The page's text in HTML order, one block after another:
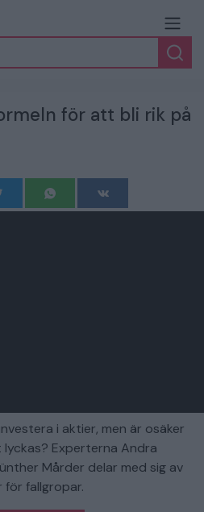
för att bli rik på
i aktier, men är osäker
Experterna Andra
Mårder delar med sig av
fallgropar.